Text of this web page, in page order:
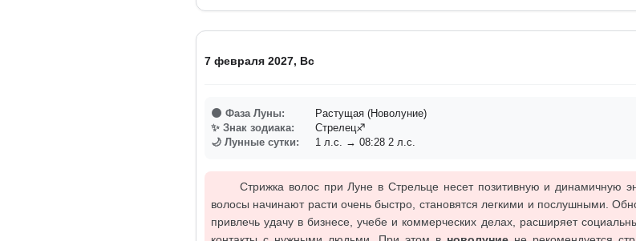
7 февраля 2027, Вс
🌑 Фаза Луны:
Растущая (Новолуние)
✨ Знак зодиака:
Стрелец♐
🌙 Лунные сутки:
1 л.с. → 08:28 2 л.с.
Стрижка волос при Луне в Стрельце несет позитивную и динамичную
волосы начинают расти очень быстро, становятся легкими и послушными.
привлечь удачу в бизнесе, учебе и коммерческих делах, расширяет